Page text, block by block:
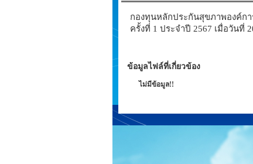
กองทุนหลักประกันสุขภาพองค์ก
ครั้งที่ 1 ประจำปี 2567 เมื่อวันที่
ข้อมูลไฟล์ที่เกี่ยวข้อง
ไม่มีข้อมูล!!